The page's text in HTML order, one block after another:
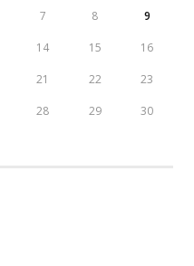
7 8 9
14 15 16
21 22 23
28 29 30